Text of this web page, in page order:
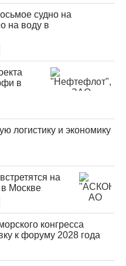
судно на
на воду в
в
логистику и экономику
на
Москве
конгресса
к форуму 2028 года